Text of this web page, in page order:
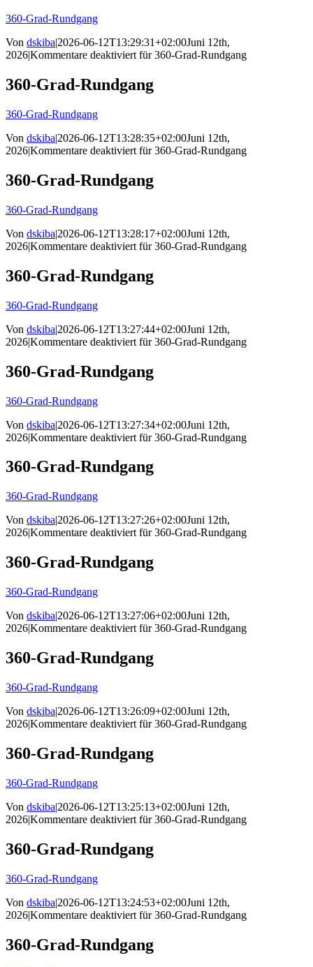
360-Grad-Rundgang
Von dskiba|2026-06-12T13:29:31+02:00Juni 12th,
2026|Kommentare deaktiviert für 360-Grad-Rundgang
360-Grad-Rundgang
360-Grad-Rundgang
Von dskiba|2026-06-12T13:28:35+02:00Juni 12th,
2026|Kommentare deaktiviert für 360-Grad-Rundgang
360-Grad-Rundgang
360-Grad-Rundgang
Von dskiba|2026-06-12T13:28:17+02:00Juni 12th,
2026|Kommentare deaktiviert für 360-Grad-Rundgang
360-Grad-Rundgang
360-Grad-Rundgang
Von dskiba|2026-06-12T13:27:44+02:00Juni 12th,
2026|Kommentare deaktiviert für 360-Grad-Rundgang
360-Grad-Rundgang
360-Grad-Rundgang
Von dskiba|2026-06-12T13:27:34+02:00Juni 12th,
2026|Kommentare deaktiviert für 360-Grad-Rundgang
360-Grad-Rundgang
360-Grad-Rundgang
Von dskiba|2026-06-12T13:27:26+02:00Juni 12th,
2026|Kommentare deaktiviert für 360-Grad-Rundgang
360-Grad-Rundgang
360-Grad-Rundgang
Von dskiba|2026-06-12T13:27:06+02:00Juni 12th,
2026|Kommentare deaktiviert für 360-Grad-Rundgang
360-Grad-Rundgang
360-Grad-Rundgang
Von dskiba|2026-06-12T13:26:09+02:00Juni 12th,
2026|Kommentare deaktiviert für 360-Grad-Rundgang
360-Grad-Rundgang
360-Grad-Rundgang
Von dskiba|2026-06-12T13:25:13+02:00Juni 12th,
2026|Kommentare deaktiviert für 360-Grad-Rundgang
360-Grad-Rundgang
360-Grad-Rundgang
Von dskiba|2026-06-12T13:24:53+02:00Juni 12th,
2026|Kommentare deaktiviert für 360-Grad-Rundgang
360-Grad-Rundgang